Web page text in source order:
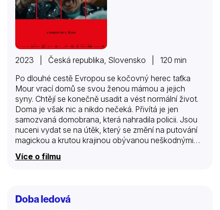
2023 | Česká republika, Slovensko | 120 min
Po dlouhé cestě Evropou se kočovný herec taťka
Mour vrací domů se svou ženou mámou a jejich
syny. Chtějí se konečně usadit a vést normální život.
Doma je však nic a nikdo nečeká. Přivítá je jen
samozvaná domobrana, která nahradila policii. Jsou
nuceni vydat se na útěk, který se změní na putování
magickou a krutou krajinou obývanou neškodnými
podivíny a nebezpečnými lidskými tlupami.
Více o filmu
Doba ledová